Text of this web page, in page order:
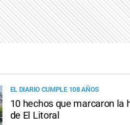
EL DIARIO CUMPLE 108 AÑOS
10 hechos que marcaron la
de El Litoral